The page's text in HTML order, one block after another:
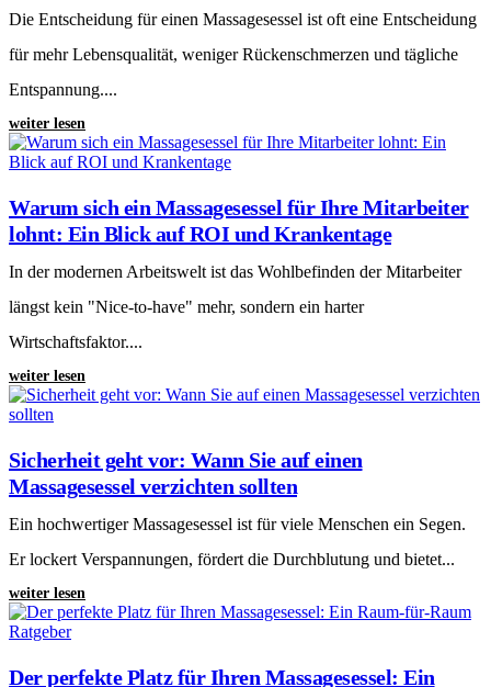
Die Entscheidung für einen Massagesessel ist oft eine Entscheidung
für mehr Lebensqualität, weniger Rückenschmerzen und tägliche
Entspannung....
weiter lesen
Warum sich ein Massagesessel für Ihre Mitarbeiter
lohnt: Ein Blick auf ROI und Krankentage
In der modernen Arbeitswelt ist das Wohlbefinden der Mitarbeiter
längst kein "Nice-to-have" mehr, sondern ein harter
Wirtschaftsfaktor....
weiter lesen
Sicherheit geht vor: Wann Sie auf einen
Massagesessel verzichten sollten
Ein hochwertiger Massagesessel ist für viele Menschen ein Segen.
Er lockert Verspannungen, fördert die Durchblutung und bietet...
weiter lesen
Der perfekte Platz für Ihren Massagesessel: Ein